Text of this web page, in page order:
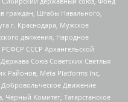
граждан, Штабы Навального,
г. Краснодара, Мужское
движения, Народное
РСФСР СССР Архангельской
Союз Советских Светлых
Районов, Meta Platforms Inc,
Движение
Черный Комитет, Татарстанское